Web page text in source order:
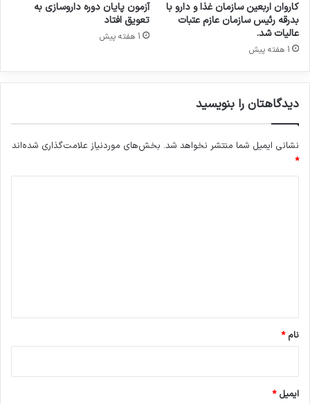
کاروان اربعین سازمان غذا و دارو با
بدرقه رئیس سازمان عازم عتبات
عالیات شد.
1 هفته پیش
آزمون پایان دوره داروسازی به
تعویق افتاد
1 هفته پیش
دیدگاهتان را بنویسید
نشانی ایمیل شما منتشر نخواهد شد. بخش‌های موردنیاز علامت‌گذاری شده‌اند
*
نام*
ایمیل*